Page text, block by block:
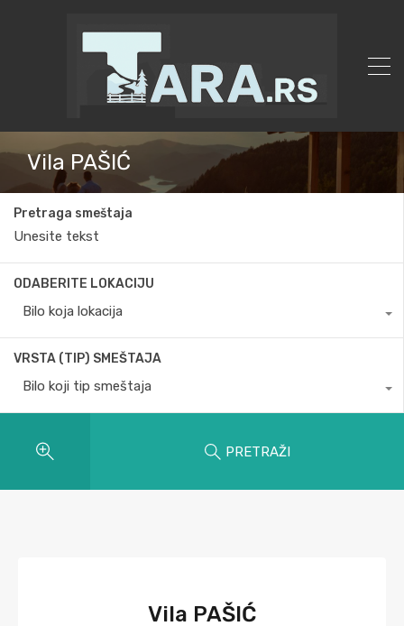
Vila PAŠIĆ
Pretraga smeštaja
ODABERITE LOKACIJU
Bilo koja lokacija
VRSTA (TIP) SMEŠTAJA
Bilo koji tip smeštaja
PRETRAŽI
Vila PAŠIĆ